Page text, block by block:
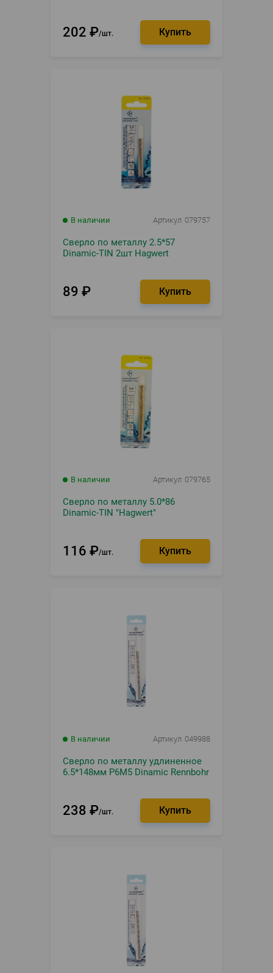
202 ₽ шт.
В наличии Артикул 079757
Сверло по металлу 2.5*57
Dinamic-TIN 2шт Hagwert
89 ₽
В наличии Артикул 079765
Сверло по металлу 5.0*86
Dinamic-TIN "Hagwert"
116 ₽ шт.
В наличии Артикул 049988
Сверло по металлу удлиненное
6.5*148мм Р6М5 Dinamic Rennbohr
238 ₽ шт.